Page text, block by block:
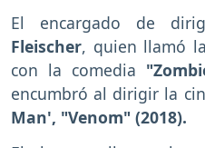
El encargado de
Fleischer, quien llamó
con la comedia
encumbró al dirigir la
Man', "Venom" (2018).